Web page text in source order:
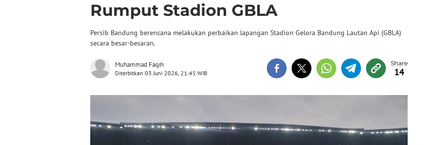
Rumput Stadion GBLA
Persib Bandung berencana melakukan perbaikan lapangan Stadion Gelora Bandung Lautan Api (GBLA)
secara besar-besaran.
Muhammad Faqih
Diterbitkan 03 Juni 2026, 21:45 WIB 14